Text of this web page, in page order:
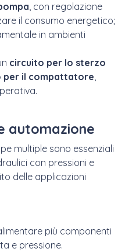
, con regolazione
il consumo energetico;
in ambienti
circuito per lo sterzo
per il compattatore,
automazione
multiple sono essenziali
con pressioni e
delle applicazioni
più componenti
e pressione.